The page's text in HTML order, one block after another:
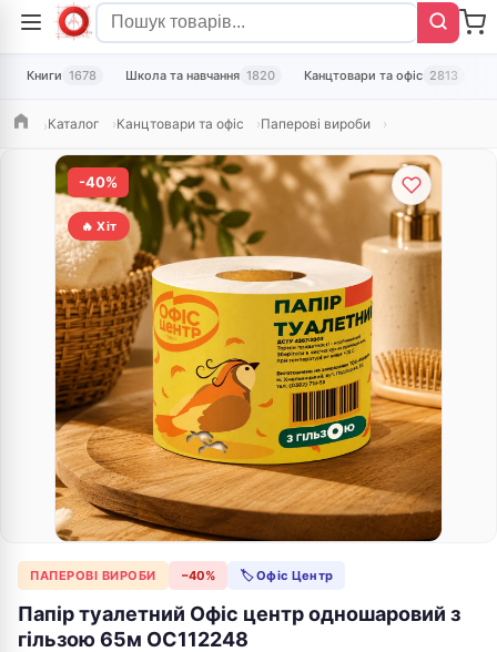
Книги 1678 Школа та навчання 1820 Канцтовари та офіс 2813
ГоловнаКаталог Канцтовари та офіс Паперові вироби
-40%
🔥 Хіт
ПАПЕРОВІ ВИРОБИ −40% 🏷 Офіс Центр
Папір туалетний Офіс центр одношаровий з
гільзою 65м ОС112248